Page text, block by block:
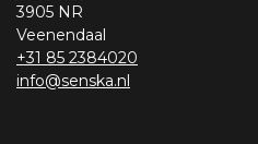
3905 NR
Veenendaal
+31 85 2384020
info@senska.nl